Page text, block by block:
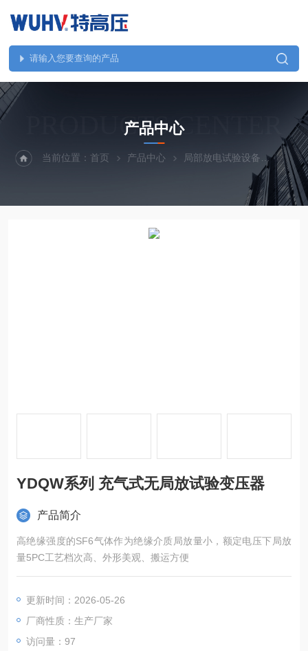
PRODUCTS CENTER
产品中心
当前位置：首页 产品中心 局部放电试验设备
YDQW系列 充气式无局放试验变压器
产品简介
高绝缘强度的SF6气体作为绝缘介质局放量小，额定电压下局放
量5PC工艺档次高、外形美观、搬运方便
更新时间：2026-05-26
厂商性质：生产厂家
访问量：97